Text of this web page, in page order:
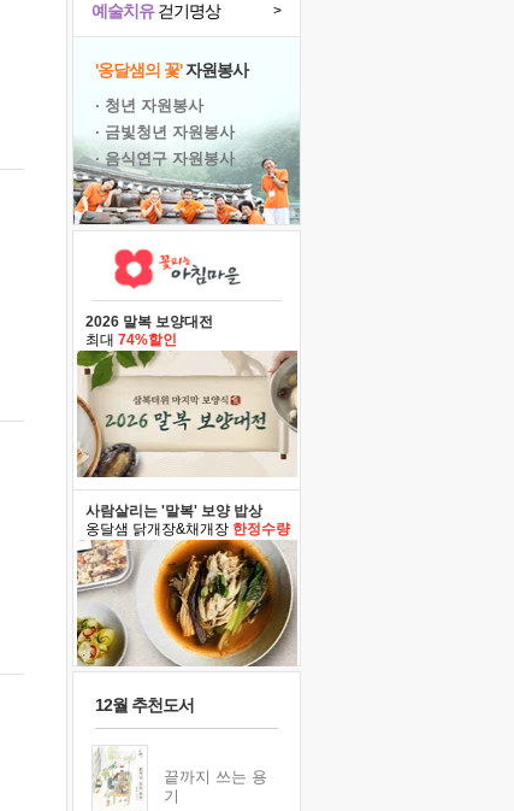
예술치유걷기명상 >
'옹달샘의 꽃'자원봉사
· 청년 자원봉사
· 금빛청년 자원봉사
· 음식연구 자원봉사
2026 말복 보양대전
최대 74%할인
사람살리는 '말복' 보양 밥상
옹달샘 닭개장&채개장 한정수량
12월 추천도서
끝까지 쓰는 용
기